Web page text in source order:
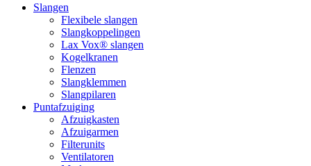
Slangen
Flexibele slangen
Slangkoppelingen
Lax Vox® slangen
Kogelkranen
Flenzen
Slangklemmen
Slangpilaren
Puntafzuiging
Afzuigkasten
Afzuigarmen
Filterunits
Ventilatoren